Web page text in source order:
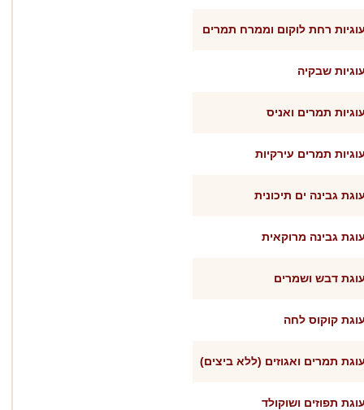
רחת לוקום וממרח תמרים
שבקיה
תמרים ואניס
תמרים עירקיות
גבינה ים תיכונית
גבינה מרוקאית
דבש ושמרים
קוקוס לחה
תמרים ואגוזים (ללא ביצים)
תפוזים ושוקולד